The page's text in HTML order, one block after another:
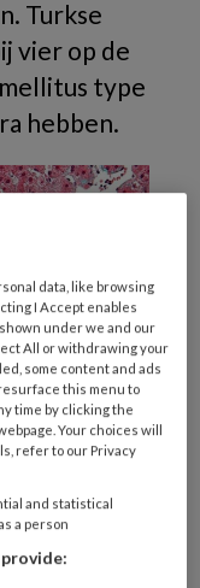
Turkse
vier op de
type
hebben.
is een
wat niet-
genoemd.
data, like browsing
I Accept enables
under we and our
All or withdrawing your
some content and ads
this menu to
time by clicking the
Your choices will
refer to our Privacy
and statistical
a person